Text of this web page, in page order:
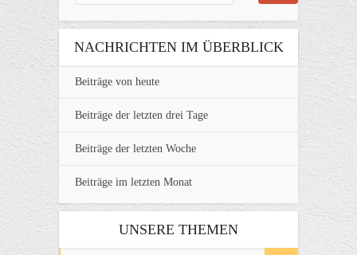
NACHRICHTEN IM ÜBERBLICK
Beiträge von heute
Beiträge der letzten drei Tage
Beiträge der letzten Woche
Beiträge im letzten Monat
UNSERE THEMEN